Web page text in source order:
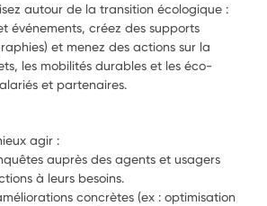
autour de la transition écologique :
événements, créez des supports
et menez des actions sur la
les mobilités durables et les éco-
et partenaires.
agir :
enquêtes auprès des agents et usagers
à leurs besoins.
améliorations concrètes (ex : optimisation